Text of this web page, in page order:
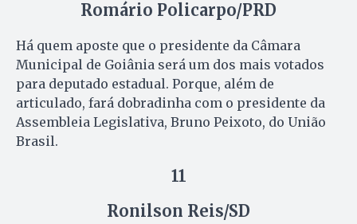
Romário Policarpo/PRD
Há quem aposte que o presidente da Câmara
Municipal de Goiânia será um dos mais votados
para deputado estadual. Porque, além de
articulado, fará dobradinha com o presidente da
Assembleia Legislativa, Bruno Peixoto, do União
Brasil.
11
Ronilson Reis/SD